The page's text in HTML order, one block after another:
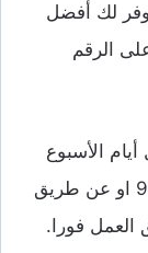
لك أفضل
الرقم
الأسبوع
من خلال رقم الواتس اب 966557094379 او عن طريق
العمل فورا.